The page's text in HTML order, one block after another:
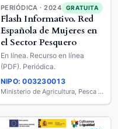
PERIÓDICA · 2024 GRATUITA
Flash Informativo. Red
Española de Mujeres en
el Sector Pesquero
En línea. Recurso en línea
(PDF). Periódica.
NIPO: 003230013
Ministerio de Agricultura, Pesca y Alimentación